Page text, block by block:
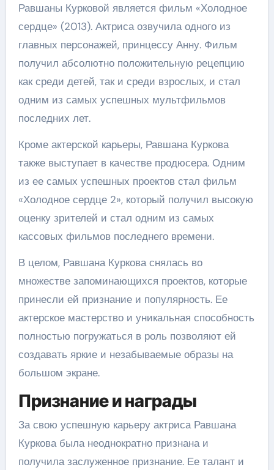
Равшаны Курковой является фильм «Холодное
сердце» (2013). Актриса озвучила одного из
главных персонажей, принцессу Анну. Фильм
получил абсолютно положительную рецепцию
как среди детей, так и среди взрослых, и стал
одним из самых успешных мультфильмов
последних лет.
Кроме актерской карьеры, Равшана Куркова
также выступает в качестве продюсера. Одним
из ее самых успешных проектов стал фильм
«Холодное сердце 2», который получил высокую
оценку зрителей и стал одним из самых
кассовых фильмов последнего времени.
В целом, Равшана Куркова снялась во
множестве запоминающихся проектов, которые
принесли ей признание и популярность. Ее
актерское мастерство и уникальная способность
полностью погружаться в роль позволяют ей
создавать яркие и незабываемые образы на
большом экране.
Признание и награды
За свою успешную карьеру актриса Равшана
Куркова была неоднократно признана и
получила заслуженное признание. Ее талант и